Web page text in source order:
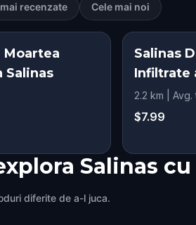
recenzate Cele mai noi
Salinas
Salinas
Infiltrate
2.2 km | Avg.
$7.99
Salinas
diferite de a-l juca.